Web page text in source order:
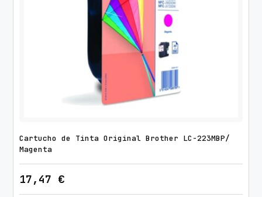
Cartucho de Tinta Original Brother LC-223MBP/
Magenta
17,47 €